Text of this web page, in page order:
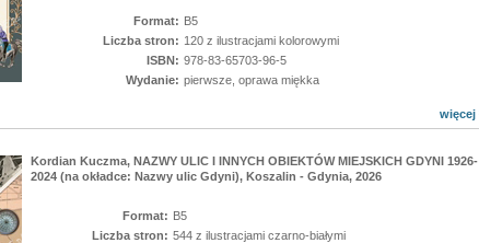
Format: B5
Liczba stron: 120 z ilustracjami kolorowymi
ISBN: 978-83-65703-96-5
Wydanie: pierwsze, oprawa miękka
więcej
Kordian Kuczma, NAZWY ULIC I INNYCH OBIEKTÓW MIEJSKICH GDYNI 1926-
2024 (na okładce: Nazwy ulic Gdyni), Koszalin - Gdynia, 2026
Format: B5
Liczba stron: 544 z ilustracjami czarno-białymi